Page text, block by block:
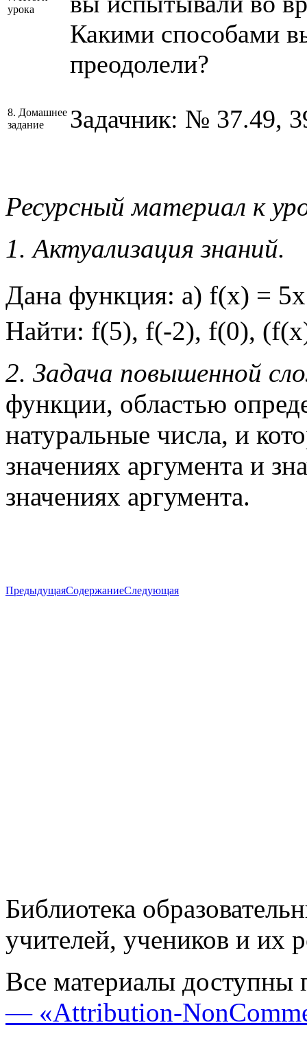
урока
Какими способами
преодолели?
8. Домашнее
задание
Задачник: № 37.49,
Ресурсный материал к
1. Актуализация знаний.
Дана функция: а) f(х) =
Найти: f(5), f(-2), f(0),
2. Задача повышенной
функции, областью
натуральные числа, и
значениях аргумента и
значениях аргумента.
ПредыдущаяСодержаниеСледующая
Библиотека
учителей, учеников и их
Все материалы доступны
— «Attribution-